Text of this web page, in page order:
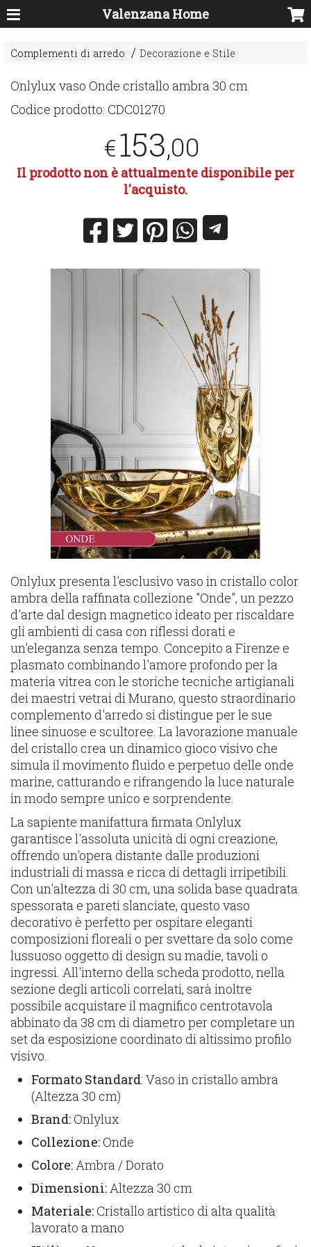
Valenzana Home
Complementi di arredo Decorazione e Stile
Onlylux vaso Onde cristallo ambra 30 cm
Codice prodotto:CDC01270
€153,00
Il prodotto non è attualmente disponibile per
l'acquisto.
Onlylux presenta l'esclusivo vaso in cristallo color
ambra della raffinata collezione "Onde", un pezzo
d'arte dal design magnetico ideato per riscaldare
gli ambienti di casa con riflessi dorati e
un'eleganza senza tempo. Concepito a Firenze e
plasmato combinando l'amore profondo per la
materia vitrea con le storiche tecniche artigianali
dei maestri vetrai di Murano, questo straordinario
complemento d'arredo si distingue per le sue
linee sinuose e scultoree. La lavorazione manuale
del cristallo crea un dinamico gioco visivo che
simula il movimento fluido e perpetuo delle onde
marine, catturando e rifrangendo la luce naturale
in modo sempre unico e sorprendente.
La sapiente manifattura firmata Onlylux
garantisce l'assoluta unicità di ogni creazione,
offrendo un'opera distante dalle produzioni
industriali di massa e ricca di dettagli irripetibili.
Con un'altezza di 30 cm, una solida base quadrata
spessorata e pareti slanciate, questo vaso
decorativo è perfetto per ospitare eleganti
composizioni floreali o per svettare da solo come
lussuoso oggetto di design su madie, tavoli o
ingressi. All'interno della scheda prodotto, nella
sezione degli articoli correlati, sarà inoltre
possibile acquistare il magnifico centrotavola
abbinato da 38 cm di diametro per completare un
set da esposizione coordinato di altissimo profilo
visivo.
Formato Standard: Vaso in cristallo ambra
(Altezza 30 cm)
Brand:Onlylux
Collezione:Onde
Colore:Ambra / Dorato
Dimensioni:Altezza 30 cm
Materiale:Cristallo artistico di alta qualità
lavorato a mano